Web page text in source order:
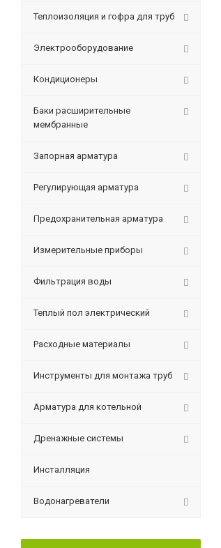
Теплоизоляция и гофра для труб
Электрооборудование
Кондиционеры
Баки расширительные
мембранные
Запорная арматура
Регулирующая арматура
Предохранительная арматура
Измерительные приборы
Фильтрация воды
Теплый пол электрический
Расходные материалы
Инструменты для монтажа труб
Арматура для котельной
Дренажные системы
Инсталляция
Водонагреватели